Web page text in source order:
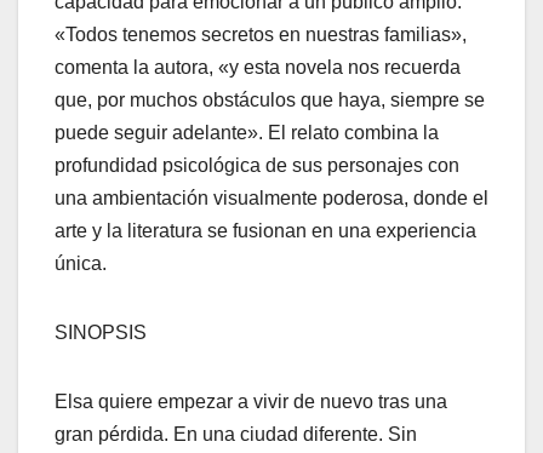
«Todos tenemos secretos en nuestras familias»,
comenta la autora, «y esta novela nos recuerda
que, por muchos obstáculos que haya, siempre se
puede seguir adelante». El relato combina la
profundidad psicológica de sus personajes con
una ambientación visualmente poderosa, donde el
arte y la literatura se fusionan en una experiencia
única.
SINOPSIS
Elsa quiere empezar a vivir de nuevo tras una
gran pérdida. En una ciudad diferente. Sin